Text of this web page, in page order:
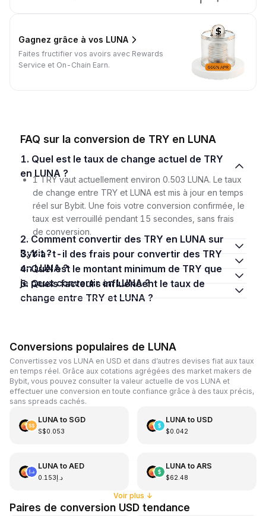
Gagnez grâce à vos LUNA
Faites fructifier vos avoirs avec Rewards
Service et On-Chain Earn.
FAQ sur la conversion de TRY en LUNA
1. Quel est le taux de change actuel de TRY
en LUNA ?
1 TRY vaut actuellement environ 0.503 LUNA. Le taux
de change entre TRY et LUNA est mis à jour en temps
réel sur Bybit. Une fois votre conversion confirmée, le
taux est verrouillé pendant 15 secondes, sans frais
de conversion.
2. Comment convertir des TRY en LUNA sur
Bybit ?
3. Y a-t-il des frais pour convertir des TRY
en LUNA ?
4. Quel est le montant minimum de TRY que
je peux convertir en LUNA ?
5. Quels facteurs influencent le taux de
change entre TRY et LUNA ?
Conversions populaires de LUNA
Convertissez vos LUNA en USD et dans d’autres devises fiat aux taux
en temps réel. Grâce aux cotations agrégées des market makers de
Bybit, vous pouvez consulter la valeur actuelle de vos LUNA et
effectuer une conversion en toute confiance grâce à des taux précis,
sans spreads cachés.
LUNAto SGD
S$0.053
LUNAto USD
$0.042
LUNAto AED
د.إ0.153
LUNAto ARS
$62.48
Voir plus ↓
Paires de conversion USD tendance